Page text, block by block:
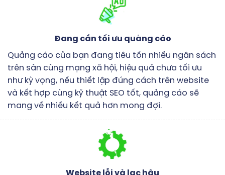
Đang cần tối ưu quảng cáo
Quảng cáo của bạn đang tiêu tốn nhiều ngân sách
trên sàn cùng mạng xã hội, hiệu quả chưa tối ưu
như kỳ vọng, nếu thiết lập đúng cách trên website
và kết hợp cùng kỹ thuật SEO tốt, quảng cáo sẽ
mang về nhiều kết quả hơn mong đợi.